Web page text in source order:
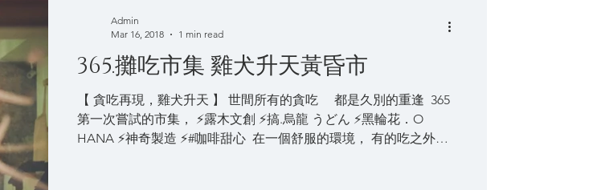
365.攤吃市集 雞犬升天黃昏市
【 貪吃再現，雞犬升天 】 世間所有的貪吃 都是久別的重逢 ​ 365
第一次嘗試的市集， ⚡露木文創 ⚡搞.烏龍 うどん ⚡黑輪花．O
HANA ⚡神奇製造 ⚡#咖啡甜心 ​ 在一個舒服的環境， 有的吃之外，
Admin
Mar 16, 2018
1 min read